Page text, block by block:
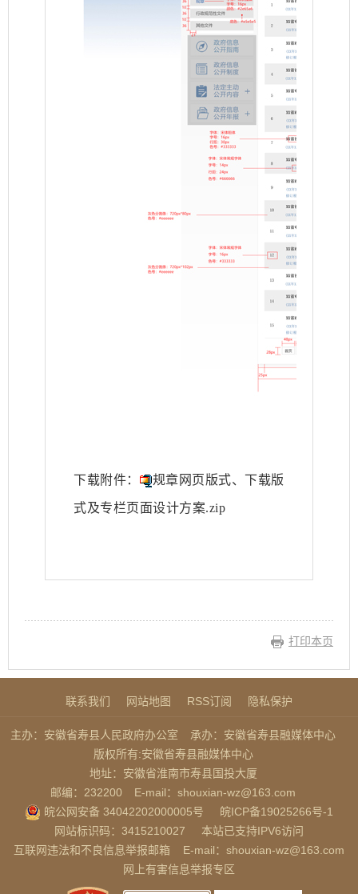
下载附件： 规章网页版式、下载版
式及专栏页面设计方案.zip
打印本页
联系我们 网站地图 RSS订阅 隐私保护
主办：安徽省寿县人民政府办公室
承办：安徽省寿县融媒体中心
版权所有:安徽省寿县融媒体中心
地址：安徽省淮南市寿县国投大厦
邮编：232200
E-mail：shouxian-wz@163.com
皖公网安备 34042202000005号
皖ICP备19025266号-1
网站标识码：3415210027
本站已支持IPV6访问
互联网违法和不良信息举报邮箱
E-mail：shouxian-wz@163.com
网上有害信息举报专区